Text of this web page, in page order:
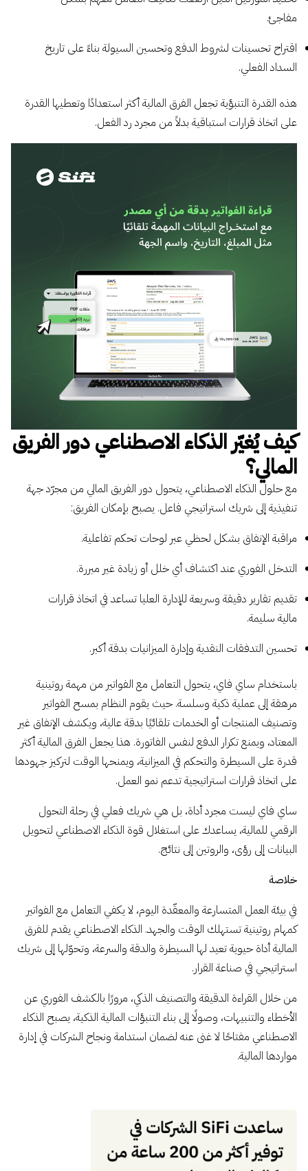
مفاجئ.
اقتراح تحسينات لشروط الدفع وتحسين السيولة بناءً على تاريخ
السداد الفعلي.
هذه القدرة التنبؤية تجعل الفرق المالية أكثر استعدادًا وتعطيها القدرة
على اتخاذ قرارات استباقية بدلاً من مجرد رد الفعل.
كيف يُغيّر الذكاء الاصطناعي دور الفريق
المالي؟
مع حلول الذكاء الاصطناعي، يتحول دور الفريق المالي من مجرّد جهة
تنفيذية إلى شريك استراتيجي فاعل. يصبح بإمكان الفريق:
مراقبة الإنفاق بشكل لحظي عبر لوحات تحكم تفاعلية.
التدخل الفوري عند اكتشاف أي خلل أو زيادة غير مبررة.
تقديم تقارير دقيقة وسريعة للإدارة العليا تساعد في اتخاذ قرارات
مالية سليمة.
تحسين التدفقات النقدية وإدارة الميزانيات بدقة أكبر.
باستخدام ساي فاي، يتحول التعامل مع الفواتير من مهمة روتينية
مرهقة إلى عملية ذكية وسلسة. حيث يقوم النظام بمسح الفواتير
وتصنيف المنتجات أو الخدمات تلقائيًا بدقة عالية، ويكشف الإنفاق غير
المعتاد، ويمنع تكرار الدفع لنفس الفاتورة. هذا يجعل الفرق المالية أكثر
قدرة على السيطرة والتحكم في الميزانية، ويمنحها الوقت لتركيز جهودها
على اتخاذ قرارات استراتيجية تدعم نمو العمل.
ساي فاي ليست مجرد أداة، بل هي شريك فعلي في رحلة التحول
الرقمي للمالية، يساعدك على استغلال قوة الذكاء الاصطناعي لتحويل
البيانات إلى رؤى، والروتين إلى نتائج.
خلاصة
في بيئة العمل المتسارعة والمعقّدة اليوم، لا يكفي التعامل مع الفواتير
كمهام روتينية تستهلك الوقت والجهد. الذكاء الاصطناعي يقدم للفرق
المالية أداة حيوية تعيد لها السيطرة والدقة والسرعة، وتحوّلها إلى شريك
استراتيجي في صناعة القرار.
من خلال القراءة الدقيقة والتصنيف الذكي، مرورًا بالكشف الفوري عن
الأخطاء والتنبيهات، وصولًا إلى بناء التنبؤات المالية الذكية، يصبح الذكاء
الاصطناعي مفتاحًا لا غنى عنه لضمان استدامة ونجاح الشركات في إدارة
مواردها المالية.